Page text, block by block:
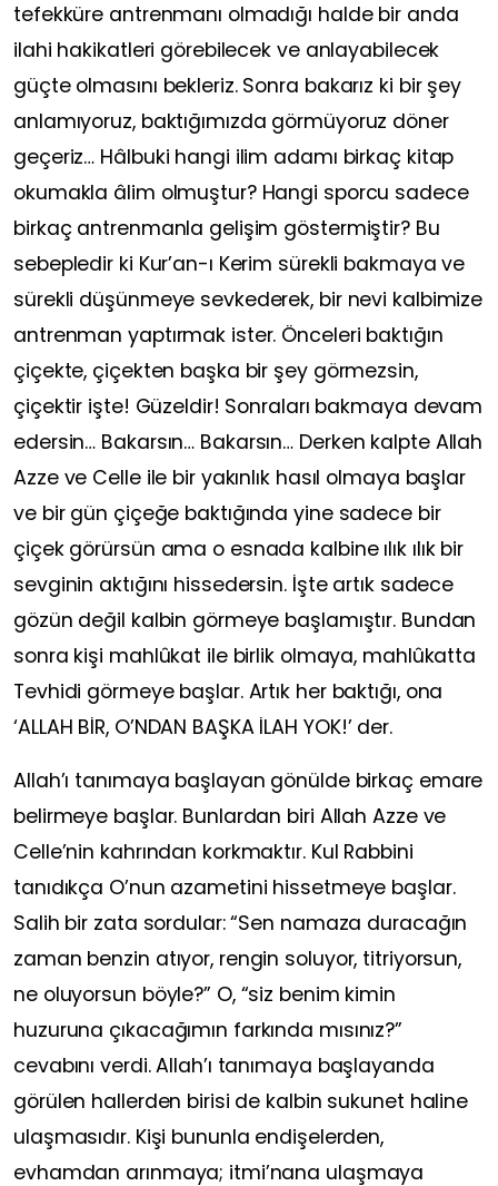
tefekküre antrenmanı olmadığı halde bir anda
ilahi hakikatleri görebilecek ve anlayabilecek
güçte olmasını bekleriz. Sonra bakarız ki bir şey
anlamıyoruz, baktığımızda görmüyoruz döner
geçeriz… Hâlbuki hangi ilim adamı birkaç kitap
okumakla âlim olmuştur? Hangi sporcu sadece
birkaç antrenmanla gelişim göstermiştir? Bu
sebepledir ki Kur’an-ı Kerim sürekli bakmaya ve
sürekli düşünmeye sevkederek, bir nevi kalbimize
antrenman yaptırmak ister. Önceleri baktığın
çiçekte, çiçekten başka bir şey görmezsin,
çiçektir işte! Güzeldir! Sonraları bakmaya devam
edersin… Bakarsın… Bakarsın… Derken kalpte Allah
Azze ve Celle ile bir yakınlık hasıl olmaya başlar
ve bir gün çiçeğe baktığında yine sadece bir
çiçek görürsün ama o esnada kalbine ılık ılık bir
sevginin aktığını hissedersin. İşte artık sadece
gözün değil kalbin görmeye başlamıştır. Bundan
sonra kişi mahlûkat ile birlik olmaya, mahlûkatta
Tevhidi görmeye başlar. Artık her baktığı, ona
‘ALLAH BİR, O’NDAN BAŞKA İLAH YOK!’ der.
Allah’ı tanımaya başlayan gönülde birkaç emare
belirmeye başlar. Bunlardan biri Allah Azze ve
Celle’nin kahrından korkmaktır. Kul Rabbini
tanıdıkça O’nun azametini hissetmeye başlar.
Salih bir zata sordular: “Sen namaza duracağın
zaman benzin atıyor, rengin soluyor, titriyorsun,
ne oluyorsun böyle?” O, “siz benim kimin
huzuruna çıkacağımın farkında mısınız?”
cevabını verdi. Allah’ı tanımaya başlayanda
görülen hallerden birisi de kalbin sukunet haline
ulaşmasıdır. Kişi bununla endişelerden,
evhamdan arınmaya; itmi’nana ulaşmaya